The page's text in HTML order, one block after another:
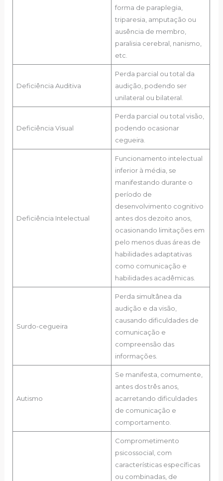
forma de paraplegia,
triparesia, amputação ou
ausência de membro,
paralisia cerebral, nanismo,
etc.
Deficiência Auditiva
Perda parcial ou total da
audição, podendo ser
unilateral ou bilateral.
Deficiência Visual
Perda parcial ou total visão,
podendo ocasionar
cegueira.
Deficiência Intelectual
Funcionamento intelectual
inferior à média, se
manifestando durante o
período de
desenvolvimento cognitivo
antes dos dezoito anos,
ocasionando limitações em
pelo menos duas áreas de
habilidades adaptativas
como comunicação e
habilidades acadêmicas.
Surdo-cegueira
Perda simultânea da
audição e da visão,
causando dificuldades de
comunicação e
compreensão das
informações.
Autismo
Se manifesta, comumente,
antes dos três anos,
acarretando dificuldades
de comunicação e
comportamento.
Comprometimento
psicossocial, com
características específicas
ou combinadas, de